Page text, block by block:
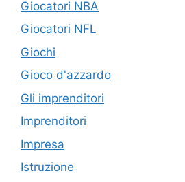
Giocatori NBA
Giocatori NFL
Giochi
Gioco d'azzardo
Gli imprenditori
Imprenditori
Impresa
Istruzione